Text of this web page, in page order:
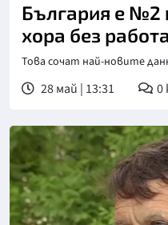
България е №2
хора без
Това сочат най-новите
28 май | 13:31 0